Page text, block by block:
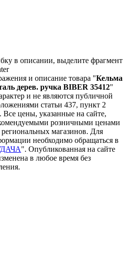
в описании, выделите фрагмент
и описание товара "Кельма
дерев. ручка BIBER 35412"
и не являются публичной
статьи 437, пункт 2
цены, указанные на сайте,
розничными ценами
магазинов. Для
необходимо обращаться в
". Опубликованная на сайте
в любое время без